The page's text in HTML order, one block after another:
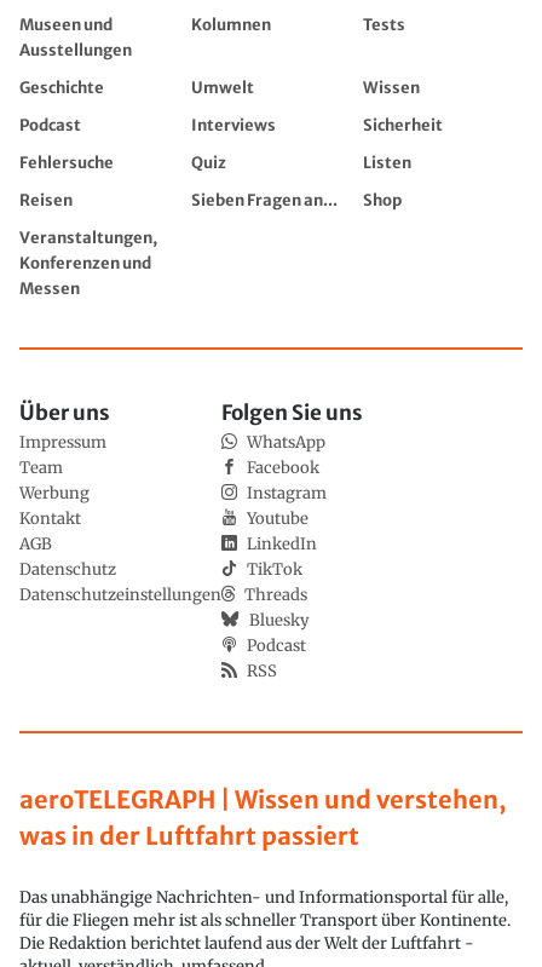
Museen und
Ausstellungen
Kolumnen Tests
Geschichte Umwelt
Wissen
Podcast
Interviews
Sicherheit
Fehlersuche
Quiz
Listen
Reisen
Sieben Fragen an...
Shop
Veranstaltungen,
Konferenzen und
Messen
aeroTELEGRAPH | Wissen und verstehen,
was in der Luftfahrt passiert
Das unabhängige Nachrichten- und Informationsportal für alle,
für die Fliegen mehr ist als schneller Transport über Kontinente.
Die Redaktion berichtet laufend aus der Welt der Luftfahrt -
Über uns
Impressum
Team
Werbung
Kontakt
AGB
Datenschutz
Datenschutzeinstellungen
Folgen Sie uns
WhatsApp
Facebook
Instagram
Youtube
LinkedIn
TikTok
Threads
Bluesky
Podcast
RSS